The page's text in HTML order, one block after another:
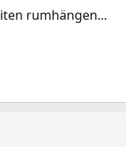
rumhängen...